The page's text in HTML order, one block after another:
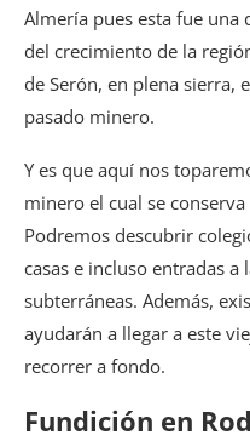
Almería pues esta fue una
del crecimiento de la
de Serón, en plena sierra,
pasado minero.
Y es que aquí nos
minero el cual se
Podremos descubrir
casas e incluso entradas
subterráneas. Además,
ayudarán a llegar a este
recorrer a fondo.
Fundición en